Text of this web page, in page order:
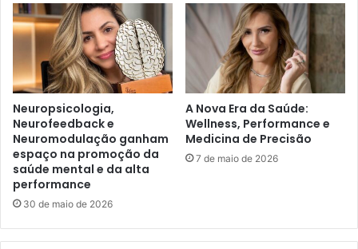
Neuropsicologia,
Neurofeedback e
Neuromodulação ganham
espaço na promoção da
saúde mental e da alta
performance
30 de maio de 2026
A Nova Era da Saúde:
Wellness, Performance e
Medicina de Precisão
7 de maio de 2026